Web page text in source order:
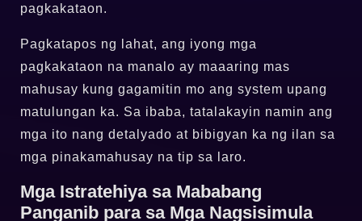
pagkakataon.
Pagkatapos ng lahat, ang iyong mga
pagkakataon na manalo ay maaaring mas
mahusay kung gagamitin mo ang system upang
matulungan ka. Sa ibaba, tatalakayin namin ang
mga ito nang detalyado at bibigyan ka ng ilan sa
mga pinakamahusay na tip sa laro.
Mga Istratehiya sa Mababang
Panganib para sa Mga Nagsisimula